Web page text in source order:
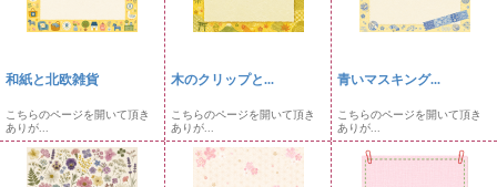
和紙と北欧雑貨
こちらのページを開いて頂き
ありが...
木のクリップと...
こちらのページを開いて頂き
ありが...
青いマスキング...
こちらのページを開いて頂き
ありが...